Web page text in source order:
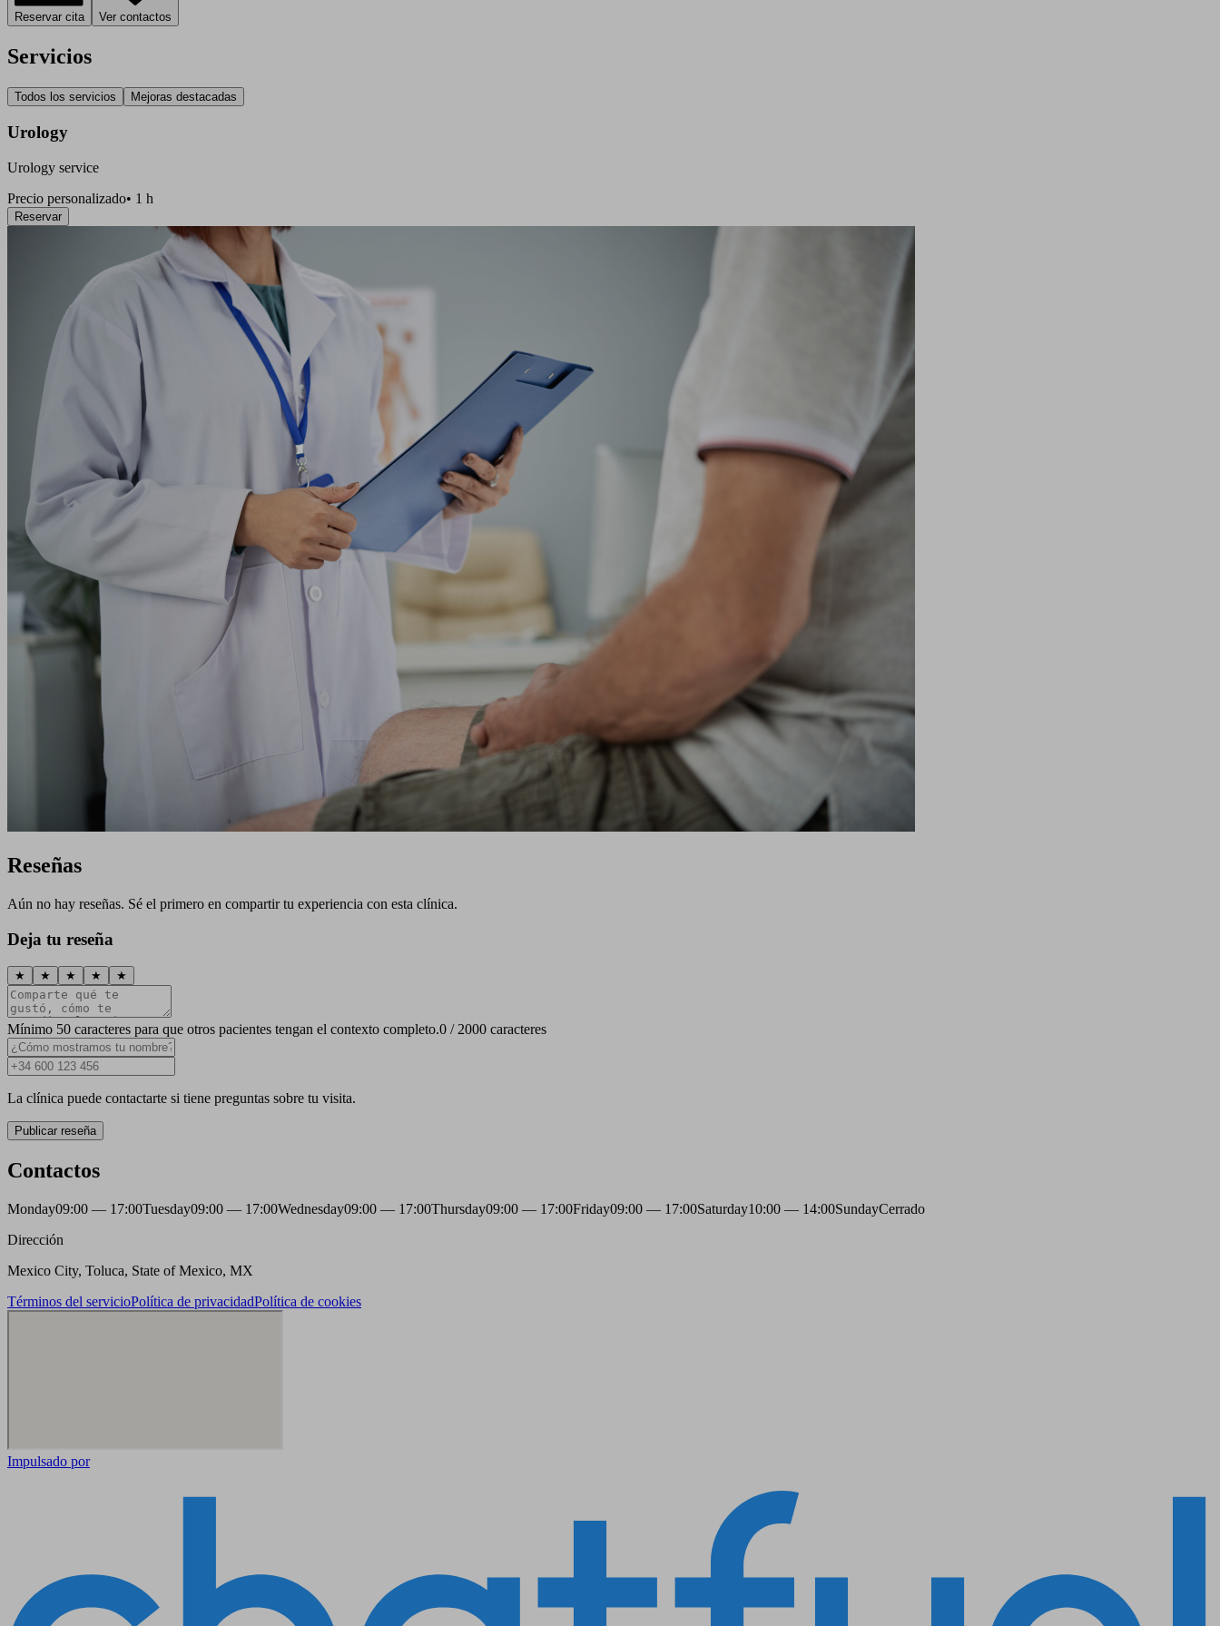
Reservar cita Ver contactos
Servicios
Todos los servicios Mejoras destacadas
Urology
Urology service
Precio personalizado• 1 h
Reservar
Reseñas
Aún no hay reseñas. Sé el primero en compartir tu experiencia con esta clínica.
Deja tu reseña
★ ★ ★ ★ ★
Mínimo 50 caracteres para que otros pacientes tengan el contexto completo.0 / 2000 caracteres
La clínica puede contactarte si tiene preguntas sobre tu visita.
Publicar reseña
Contactos
Monday09:00 — 17:00Tuesday09:00 — 17:00Wednesday09:00 — 17:00Thursday09:00 — 17:00Friday09:00 — 17:00Saturday10:00 — 14:00SundayCerrado
Dirección
Mexico City, Toluca, State of Mexico, MX
Términos del servicioPolítica de privacidadPolítica de cookies
Impulsado por